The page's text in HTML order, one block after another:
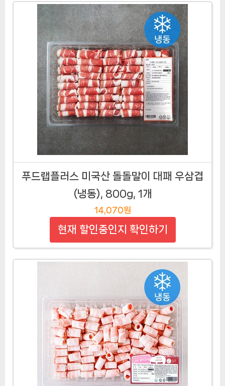
푸드랩플러스 미국산 돌돌말이 대패 우삼겹
(냉동), 800g, 1개
14,070원
현재 할인중인지 확인하기